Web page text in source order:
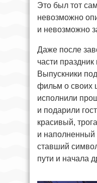
Это был тот
невозможно
и невозможно
Даже после
части
Выпускники
фильм о своих
исполнили
и подарили
красивый,
и наполненный
ставший
пути и начала